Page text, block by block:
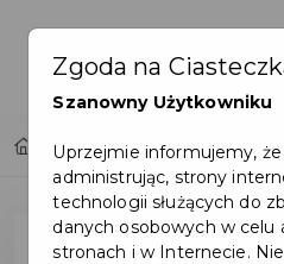
Home Inwestycje
Mapa inwestycji
Zgoda na
Szanowny Użytkowniku
Uprzejmie informujemy,
administrując, strony
technologii służących do
danych osobowych w celu
stronach i w Internecie.